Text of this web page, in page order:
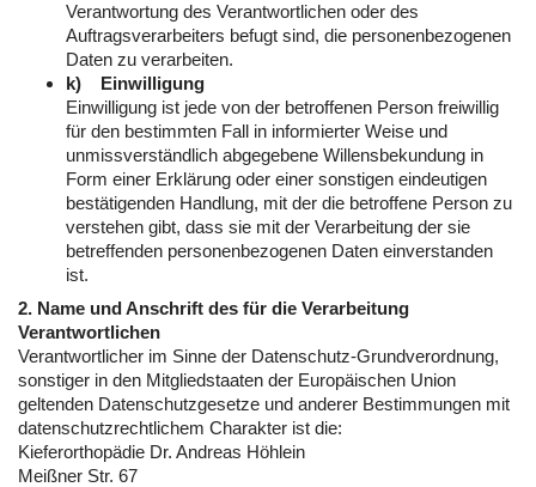
Verantwortung des Verantwortlichen oder des
Auftragsverarbeiters befugt sind, die personenbezogenen
Daten zu verarbeiten.
k) Einwilligung
Einwilligung ist jede von der betroffenen Person freiwillig
für den bestimmten Fall in informierter Weise und
unmissverständlich abgegebene Willensbekundung in
Form einer Erklärung oder einer sonstigen eindeutigen
bestätigenden Handlung, mit der die betroffene Person zu
verstehen gibt, dass sie mit der Verarbeitung der sie
betreffenden personenbezogenen Daten einverstanden
ist.
2. Name und Anschrift des für die Verarbeitung
Verantwortlichen
Verantwortlicher im Sinne der Datenschutz-Grundverordnung,
sonstiger in den Mitgliedstaaten der Europäischen Union
geltenden Datenschutzgesetze und anderer Bestimmungen mit
datenschutzrechtlichem Charakter ist die:
Kieferorthopädie Dr. Andreas Höhlein
Meißner Str. 67